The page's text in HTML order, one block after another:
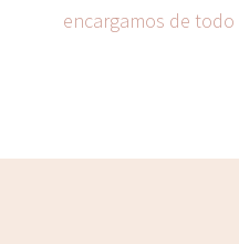
encargamos de